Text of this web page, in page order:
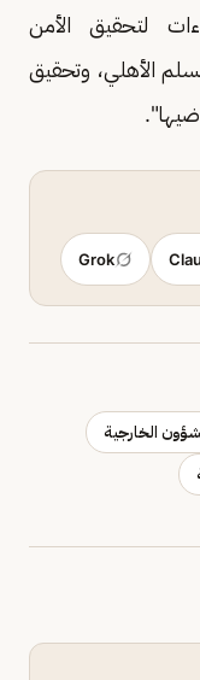
لتحقيق الأمن
الأهلي، وتحقيق
Grok
الخارجية